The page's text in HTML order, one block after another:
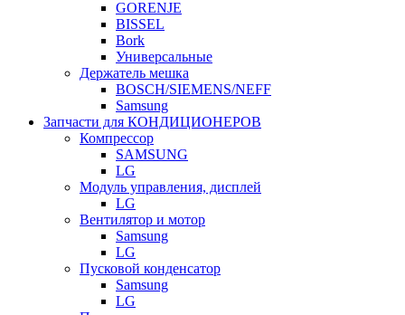
GORENJE
BISSEL
Bork
Универсальные
Держатель мешка
BOSCH/SIEMENS/NEFF
Samsung
Запчасти для КОНДИЦИОНЕРОВ
Компрессор
SAMSUNG
LG
Модуль управления, дисплей
LG
Вентилятор и мотор
Samsung
LG
Пусковой конденсатор
Samsung
LG